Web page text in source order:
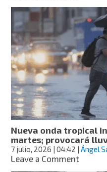
de
calor
en
3
seguirán
las
lluvias
y
el
cielo
nublado
con
cálido
en
la
CDMX
Nueva onda tropical
martes; provocará
7 julio, 2026 | 04:42 |Ángel
Leave a Commenton